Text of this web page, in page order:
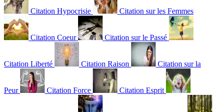
Citation Hypocrisie Citation sur les Femmes
Citation Coeur Citation sur le Passé
Citation Liberté Citation Raison Citation sur la
Peur Citation Force Citation Esprit